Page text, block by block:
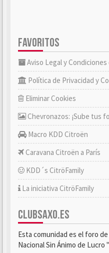
FAVORITOS
Aviso Legal y Condiciones
Política de Privacidad y
Eliminar Cookies
Chevronazos: ¡Sube tus
Macro KDD Citroën
Caravana Citroën a París
KDD´s CitröFamily
La iniciativa CitröFamily
CLUBSAXO.ES
Esta comunidad es el foro
Nacional Sin Ánimo de Lucro